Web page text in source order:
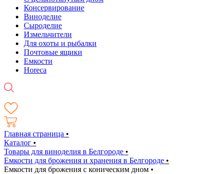
Консервирование
Виноделие
Сыроделие
Измельчители
Для охоты и рыбалки
Почтовые ящики
Емкости
Horeca
Главная страница •
Каталог •
Товары для виноделия в Белгороде •
Емкости для брожения и хранения в Белгороде •
Емкости для брожения с коническим дном •